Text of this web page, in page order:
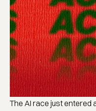
The AI race just entered